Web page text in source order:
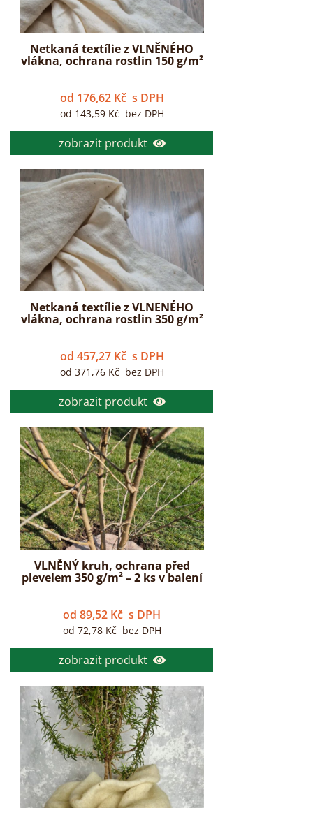
Netkaná textílie z VLNĚNÉHO
vlákna, ochrana rostlin 150 g/m²
od 176,62 Kč s DPH
od 143,59 Kč bez DPH
zobrazit produkt
Netkaná textílie z VLNENÉHO
vlákna, ochrana rostlin 350 g/m²
od 457,27 Kč s DPH
od 371,76 Kč bez DPH
zobrazit produkt
VLNĚNÝ kruh, ochrana před
plevelem 350 g/m² – 2 ks v balení
od 89,52 Kč s DPH
od 72,78 Kč bez DPH
zobrazit produkt